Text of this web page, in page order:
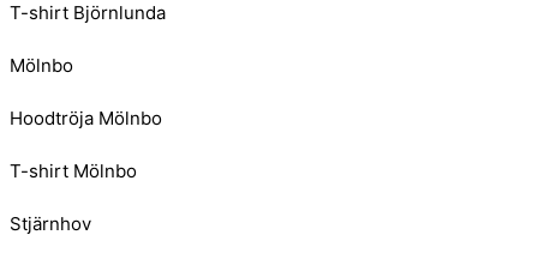
T-shirt Björnlunda
Mölnbo
Hoodtröja Mölnbo
T-shirt Mölnbo
Stjärnhov